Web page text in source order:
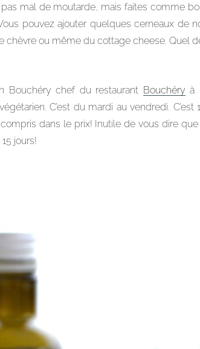
mal de moutarde, mais faites comme
pouvez ajouter quelques cerneaux de
chèvre ou même du cottage cheese. Quel
Bouchéry chef du restaurant Bouchéry à
C’est du mardi au vendredi. C’est
dans le prix! Inutile de vous dire
jours!